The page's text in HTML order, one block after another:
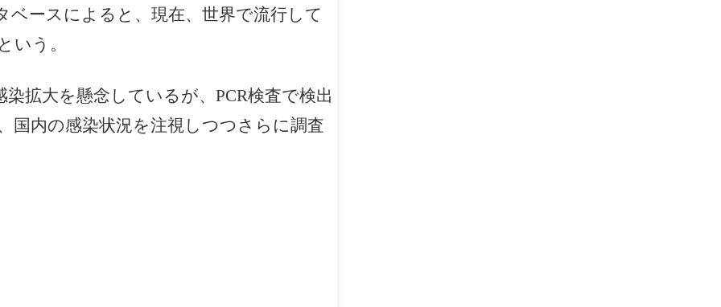
ースによると、現在、世界で流行して
いう。
拡大を懸念しているが、PCR検査で検出
国内の感染状況を注視しつつさらに調査